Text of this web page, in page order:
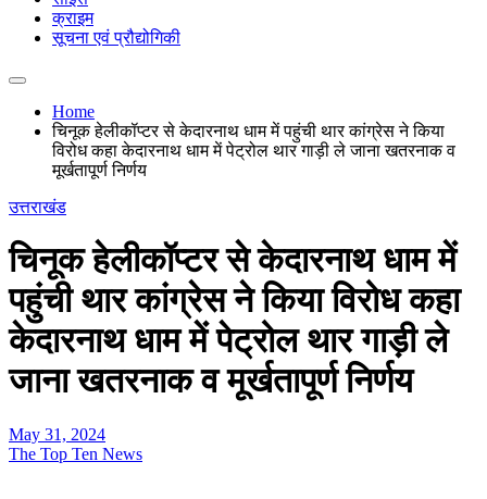
क्राइम
सूचना एवं प्रौद्योगिकी
Home
चिनूक हेलीकॉप्टर से केदारनाथ धाम में पहुंची थार कांग्रेस ने किया
विरोध कहा केदारनाथ धाम में पेट्रोल थार गाड़ी ले जाना खतरनाक व
मूर्खतापूर्ण निर्णय
उत्तराखंड
चिनूक हेलीकॉप्टर से केदारनाथ धाम में
पहुंची थार कांग्रेस ने किया विरोध कहा
केदारनाथ धाम में पेट्रोल थार गाड़ी ले
जाना खतरनाक व मूर्खतापूर्ण निर्णय
May 31, 2024
The Top Ten News